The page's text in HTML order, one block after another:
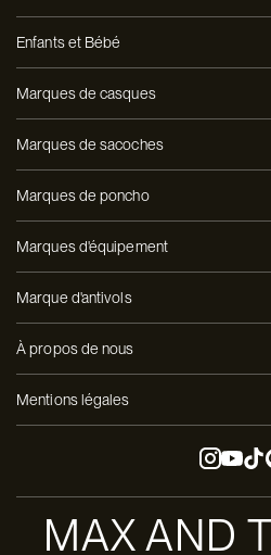
Enfants et Bébé
Marques de casques
Marques de sacoches
Marques de poncho
Marques d'équipement
Marque d'antivols
À propos de nous
Mentions légales
MAX AND